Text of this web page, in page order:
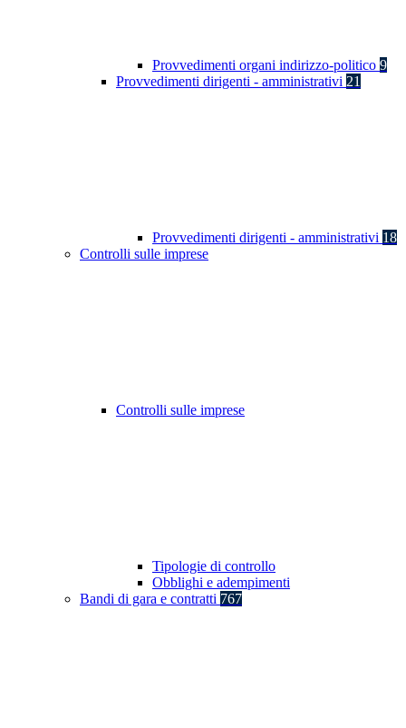
Provvedimenti organi indirizzo-politico 9
Provvedimenti dirigenti - amministrativi 21
Provvedimenti dirigenti - amministrativi 18
Controlli sulle imprese
Controlli sulle imprese
Tipologie di controllo
Obblighi e adempimenti
Bandi di gara e contratti 767